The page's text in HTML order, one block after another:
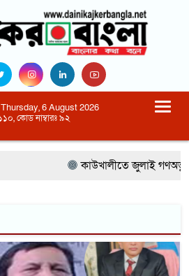
Thursday, 6 August 2026
১১০, কোড নাম্বারঃ ৯২
কাউখালীতে জুলাই